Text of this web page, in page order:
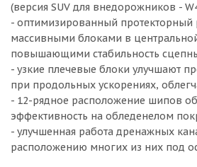
(версия SUV для внедорожников -
- оптимизированный протекторный
массивными блоками в
повышающими стабильность
- узкие плечевые блоки улучшают
при продольных ускорениях,
- 12-рядное расположение шипов
эффективность на обледенелом
- улучшенная работа дренажных
расположению многих из них под